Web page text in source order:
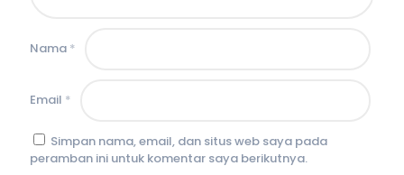
Nama *
Email *
Simpan nama, email, dan situs web saya pada
peramban ini untuk komentar saya berikutnya.